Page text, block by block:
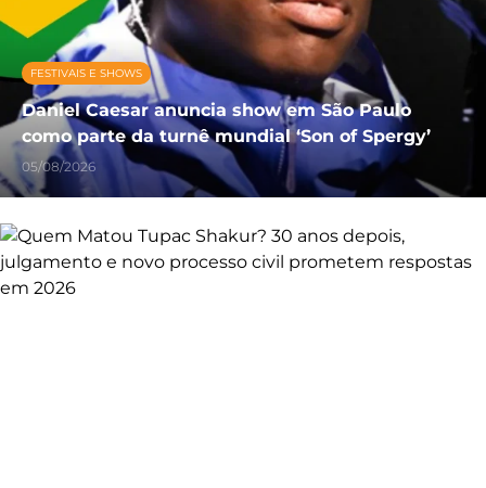
FESTIVAIS E SHOWS
Daniel Caesar anuncia show em São Paulo
como parte da turnê mundial ‘Son of Spergy’
05/08/2026